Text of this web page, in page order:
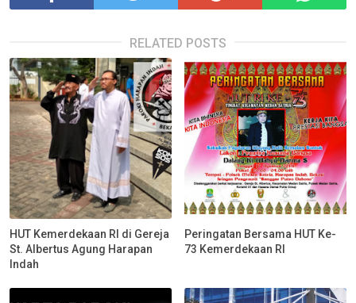
RELATED POSTS
HUT Kemerdekaan RI di Gereja
St. Albertus Agung Harapan
Indah
Peringatan Bersama HUT Ke-
73 Kemerdekaan RI